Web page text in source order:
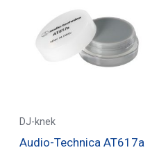
DJ-knek
Audio-Technica AT617a